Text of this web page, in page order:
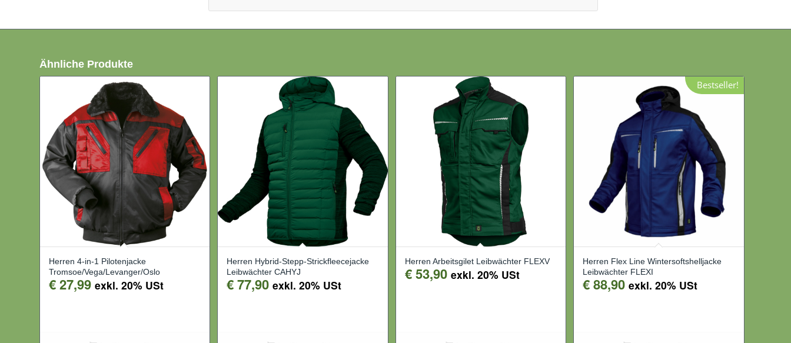
Ähnliche Produkte
Herren 4-in-1 Pilotenjacke
Tromsoe/Vega/Levanger/Oslo
€27,99 exkl. 20% USt
Herren Hybrid-Stepp-Strickfleecejacke
Leibwächter CAHYJ
€77,90 exkl. 20% USt
Herren Arbeitsgilet Leibwächter FLEXV
€53,90 exkl. 20% USt
Bestseller!
Herren Flex Line Wintersoftshelljacke
Leibwächter FLEXI
€88,90 exkl. 20% USt